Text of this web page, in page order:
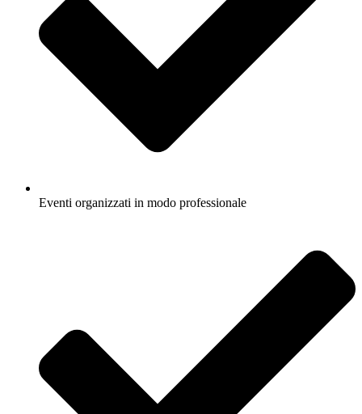
Eventi organizzati in modo professionale